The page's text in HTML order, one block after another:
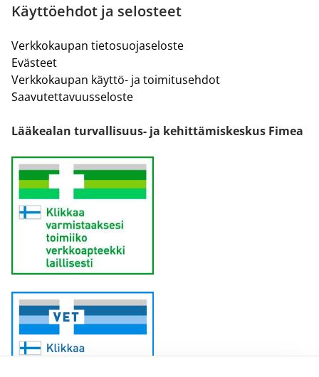
Käyttöehdot ja selosteet
Verkkokaupan tietosuojaseloste
Evästeet
Verkkokaupan käyttö- ja toimitusehdot
Saavutettavuusseloste
Lääkealan turvallisuus- ja kehittämiskeskus Fimea